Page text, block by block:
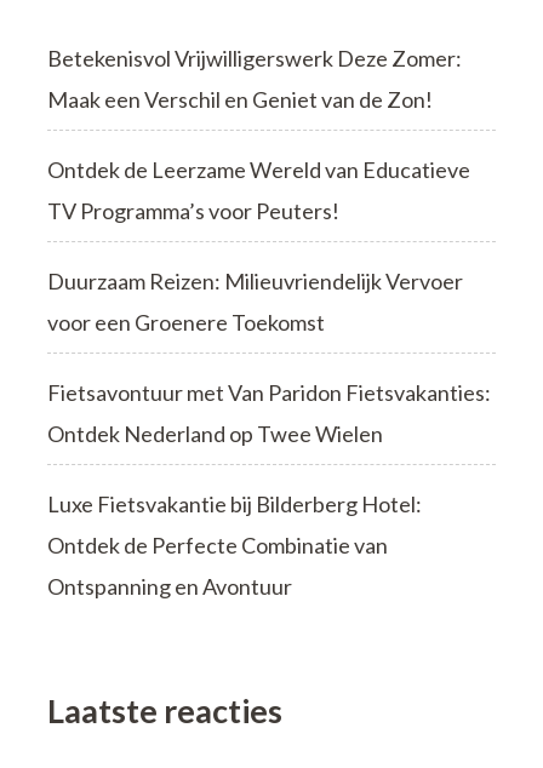
Betekenisvol Vrijwilligerswerk Deze Zomer:
Maak een Verschil en Geniet van de Zon!
Ontdek de Leerzame Wereld van Educatieve
TV Programma’s voor Peuters!
Duurzaam Reizen: Milieuvriendelijk Vervoer
voor een Groenere Toekomst
Fietsavontuur met Van Paridon Fietsvakanties:
Ontdek Nederland op Twee Wielen
Luxe Fietsvakantie bij Bilderberg Hotel:
Ontdek de Perfecte Combinatie van
Ontspanning en Avontuur
Laatste reacties